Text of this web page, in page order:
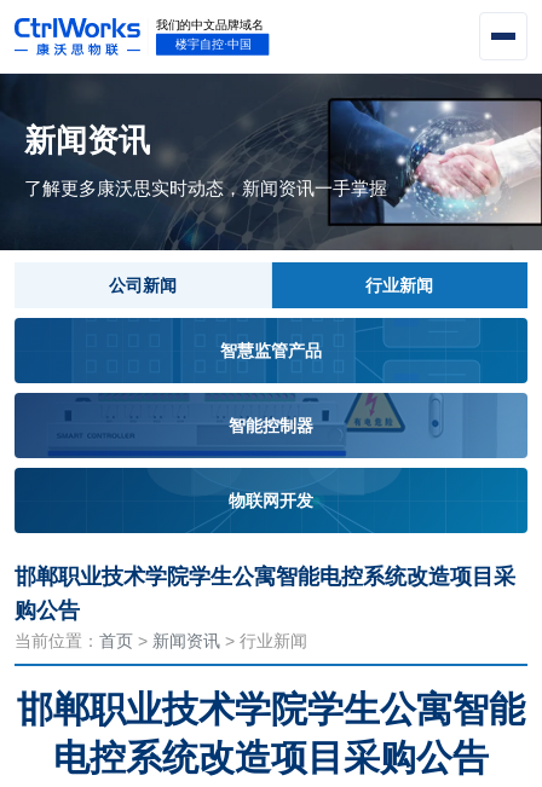
新闻资讯
了解更多康沃思实时动态，新闻资讯一手掌握
公司新闻 行业新闻
智慧监管产品
智能控制器
物联网开发
邯郸职业技术学院学生公寓智能电控系统改造项目采
购公告
当前位置： 首页 > 新闻资讯 > 行业新闻
邯郸职业技术学院学生公寓智能
电控系统改造项目采购公告